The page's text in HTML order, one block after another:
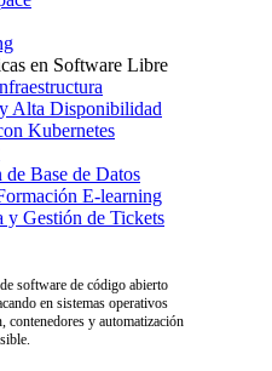
en Software Libre
Alta Disponibilidad
Kubernetes
Base de Datos
E-learning
y Gestión de Tickets
software de código abierto
en sistemas operativos
y automatización